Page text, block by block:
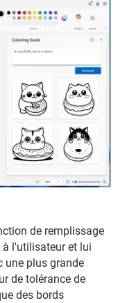
de remplissage
à l'utilisateur et lui
une plus grande
de tolérance de
des bords